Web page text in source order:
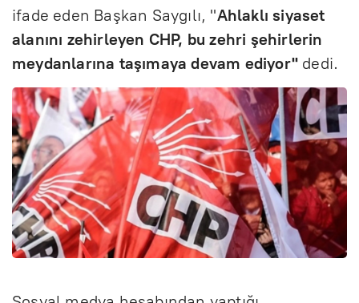
ifade eden Başkan Saygılı, "Ahlaklı siyaset
alanını zehirleyen CHP, bu zehri şehirlerin
meydanlarına taşımaya devam ediyor" dedi.